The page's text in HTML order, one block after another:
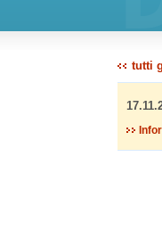
tutti